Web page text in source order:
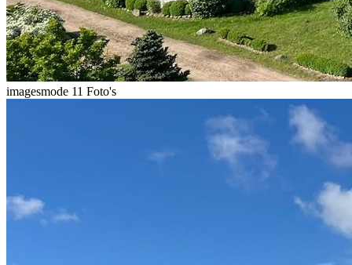
imagesmode 11 Foto's